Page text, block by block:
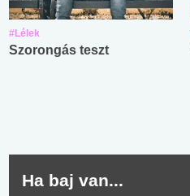
#Lélek
Szorongás teszt
Ha baj van...